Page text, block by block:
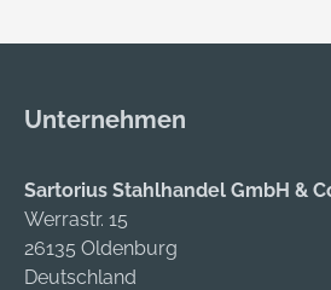
Söhngen®
CD Norm mit Füllung
ORION Reflex
Allzweck-
Schutzdecken und
Taschenlampe •
Unternehmen
Sartorius Stahlhandel GmbH &
Werrastr. 15
26135 Oldenburg
Deutschland